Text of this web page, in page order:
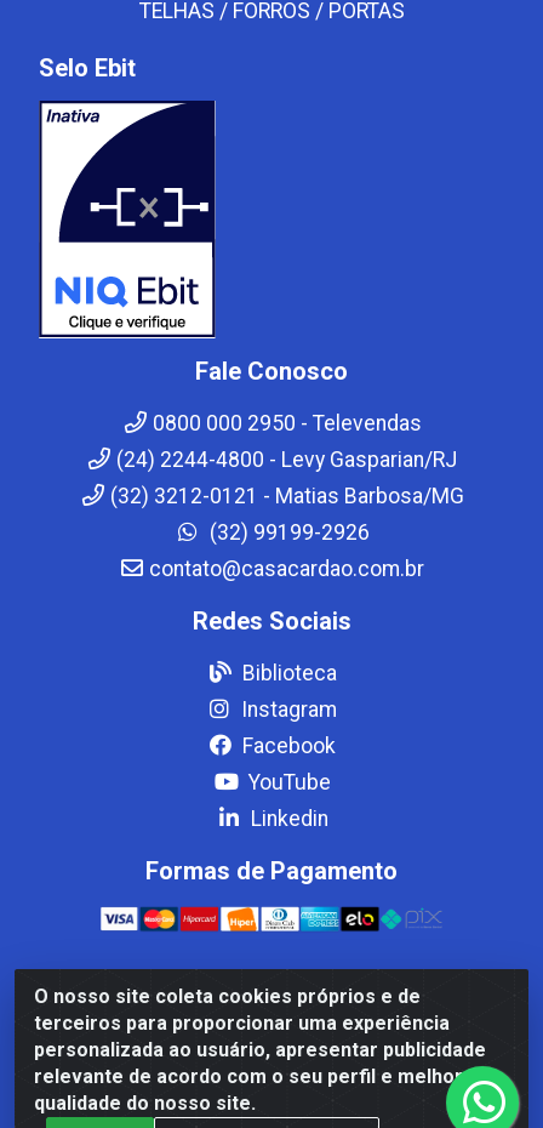
O nosso site coleta cookies próprios e de
terceiros para proporcionar uma experiência
personalizada ao usuário, apresentar publicidade
relevante de acordo com o seu perfil e melhorar a
qualidade do nosso site.
TELHAS / FORROS / PORTAS
Selo Ebit
Fale Conosco
0800 000 2950 - Televendas
(24) 2244-4800 - Levy Gasparian/RJ
(32) 3212-0121 - Matias Barbosa/MG
(32) 99199-2926
contato@casacardao.com.br
Redes Sociais
Biblioteca
Instagram
Facebook
YouTube
Linkedin
Formas de Pagamento
Casa Cardão LTDA - Av. Amaral Peixoto, 910 - Afonso
ArinosCom, Levy Gasparian/RJ - CEP 25.875-000 - CNPJ
32.287.542/0001-83